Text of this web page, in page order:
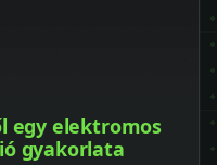
egy elektromos
gyakorlata